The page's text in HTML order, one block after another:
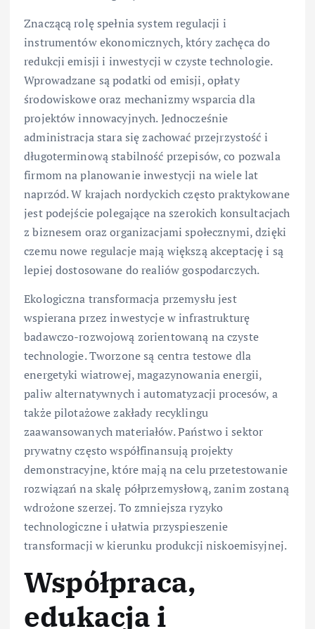
Znaczącą rolę spełnia system regulacji i
instrumentów ekonomicznych, który zachęca do
redukcji emisji i inwestycji w czyste technologie.
Wprowadzane są podatki od emisji, opłaty
środowiskowe oraz mechanizmy wsparcia dla
projektów innowacyjnych. Jednocześnie
administracja stara się zachować przejrzystość i
długoterminową stabilność przepisów, co pozwala
firmom na planowanie inwestycji na wiele lat
naprzód. W krajach nordyckich często praktykowane
jest podejście polegające na szerokich konsultacjach
z biznesem oraz organizacjami społecznymi, dzięki
czemu nowe regulacje mają większą akceptację i są
lepiej dostosowane do realiów gospodarczych.
Ekologiczna transformacja przemysłu jest
wspierana przez inwestycje w infrastrukturę
badawczo-rozwojową zorientowaną na czyste
technologie. Tworzone są centra testowe dla
energetyki wiatrowej, magazynowania energii,
paliw alternatywnych i automatyzacji procesów, a
także pilotażowe zakłady recyklingu
zaawansowanych materiałów. Państwo i sektor
prywatny często współfinansują projekty
demonstracyjne, które mają na celu przetestowanie
rozwiązań na skalę półprzemysłową, zanim zostaną
wdrożone szerzej. To zmniejsza ryzyko
technologiczne i ułatwia przyspieszenie
transformacji w kierunku produkcji niskoemisyjnej.
Współpraca,
edukacja i